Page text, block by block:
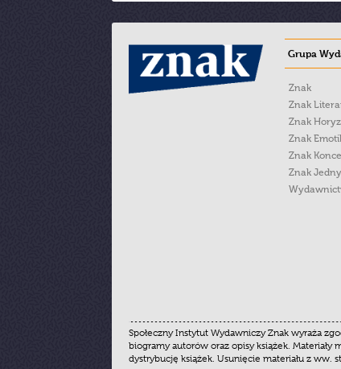
Grupa
Znak
Znak
Znak
Znak
Znak
Znak
Społeczny Instytut Wydawniczy Znak wyraża
biogramy autorów oraz opisy książek.
dystrybucję książek. Usunięcie materiału z